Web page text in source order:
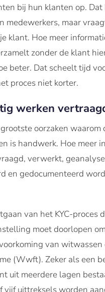
bij hun klanten op.
medewerkers, maar
klant. Hoe meer
zonder de klant
beter. Dat scheelt tijd
proces niet korter.
werken
oorzaken waarom
is handwerk. Hoe meer
verwerkt,
en gedocumenteerd
van het KYC-proces
moet doorlopen
van witwassen
(Wwft). Zeker als een
uit meerdere lagen
vijf uittreksels worden